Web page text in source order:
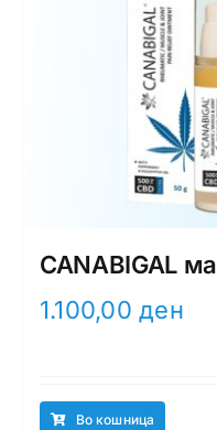
CANABIGAL
1.100,00ден
Во кошница